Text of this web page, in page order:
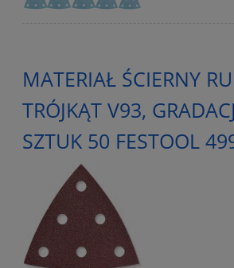
MATERIAŁ ŚCIERNY
TRÓJKĄT V93,
SZTUK 50 FESTOOL